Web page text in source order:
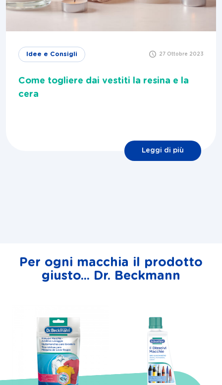
Idee e Consigli 27 Ottobre 2023
Come togliere dai vestiti la resina e la
cera
Leggi di più
Per ogni macchia il prodotto
giusto... Dr. Beckmann